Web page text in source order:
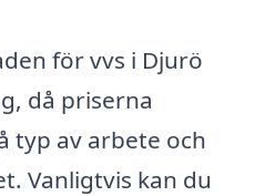
för vvs i Djurö
då priserna
typ av arbete och
Vanligtvis kan du